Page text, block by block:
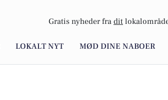
Gratis nyheder fra dit
LOKALT NYT MØD DINE NABOER